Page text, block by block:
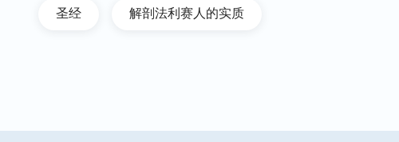
圣经 解剖法利赛人的实质